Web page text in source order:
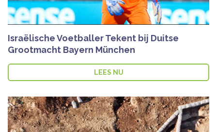
Israëlische Voetballer Tekent bij Duitse
Grootmacht Bayern München
LEES NU